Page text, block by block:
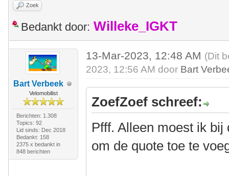
Zoek
Bedankt door: Willeke_IGKT
Bart Verbeek
Velomobilist
Berichten: 1.308
Topics: 92
Lid sinds: Dec 2018
Bedankt: 158
2375 x bedankt in
848 berichten
13-Mar-2023, 12:48 AM (Dit
2023, 12:56 AM door Bart
ZoefZoef schreef:
Pfff. Alleen moest ik
om de quote toe te